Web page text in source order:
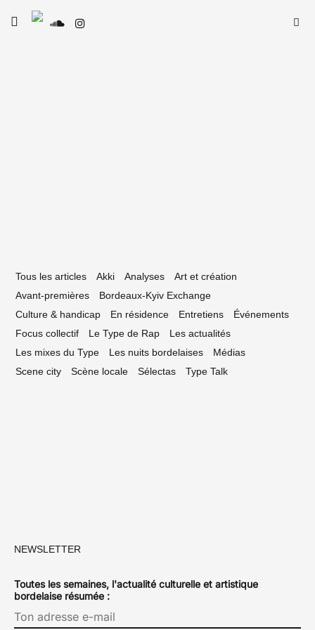
Skip
toggle
Tous les articles Akki Analyses
Art et création
Avant-premières
Bordeaux-Kyiv Exchange
Culture & handicap
En résidence Entretiens
Événements
Focus collectif
Le Type de Rap
Les actualités
Les mixes du Type
Les nuits bordelaises
Médias
Scene city
Scène locale Sélectas Type Talk
NEWSLETTER
Toutes les semaines, l'actualité culturelle et artistique
bordelaise résumée :